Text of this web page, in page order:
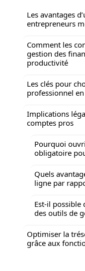
Les avantages
entrepreneurs
Comment les
gestion des
productivité
Les clés pour
professionnel
Implications
comptes pros
Pourquoi
obligatoire
Quels
ligne par
Est-il possible
des outils de
Optimiser la
grâce aux